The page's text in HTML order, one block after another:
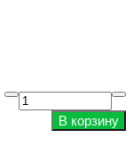
В корзину